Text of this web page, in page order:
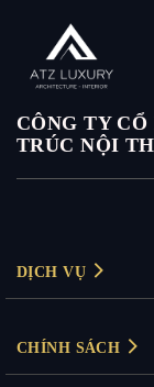
CÔNG TY
TRÚC NỘI
DỊCH VỤ
Thiết kế nội thất
CHÍNH SÁCH